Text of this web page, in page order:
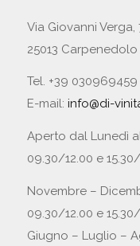
Via Giovanni Verga,
25013
Tel. +39 030969459
E-mail: info@di-
Aperto dal Lunedì
09.30/12.00 e
Novembre –
09.30/12.00 e
Giugno – Luglio –